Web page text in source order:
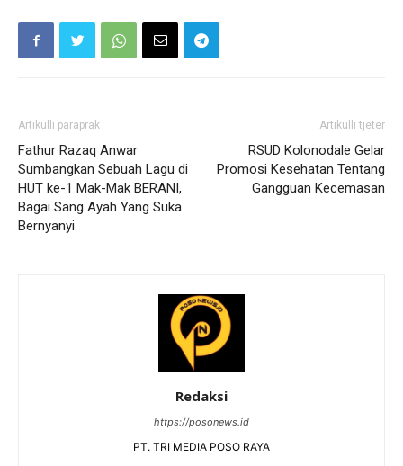
Artikulli paraprak
Fathur Razaq Anwar
Sumbangkan Sebuah Lagu di
HUT ke-1 Mak-Mak BERANI,
Bagai Sang Ayah Yang Suka
Bernyanyi
Artikulli tjetër
RSUD Kolonodale Gelar
Promosi Kesehatan Tentang
Gangguan Kecemasan
Redaksi
https://posonews.id
PT. TRI MEDIA POSO RAYA